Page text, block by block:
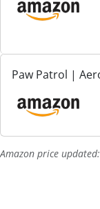
Paw Patrol |
Personaggio
Amazon price updated: